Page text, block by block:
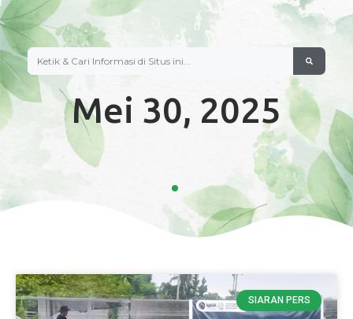
Mei 30, 2025
SIARAN PERS